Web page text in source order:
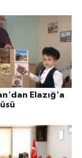
Elazığ'a